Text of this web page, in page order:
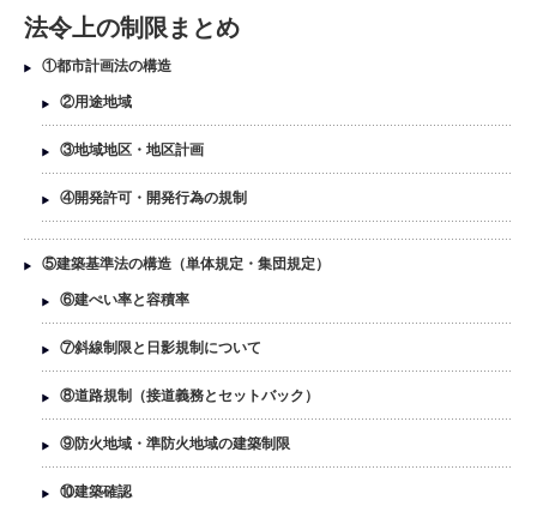
法令上の制限まとめ
①都市計画法の構造
②用途地域
③地域地区・地区計画
④開発許可・開発行為の規制
⑤建築基準法の構造（単体規定・集団規定）
⑥建ぺい率と容積率
⑦斜線制限と日影規制について
⑧道路規制（接道義務とセットバック）
⑨防火地域・準防火地域の建築制限
⑩建築確認